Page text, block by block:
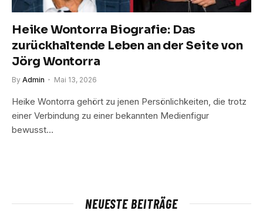
Heike Wontorra Biografie: Das
zurückhaltende Leben an der Seite von
Jörg Wontorra
By Admin Mai 13, 2026
Heike Wontorra gehört zu jenen Persönlichkeiten, die trotz
einer Verbindung zu einer bekannten Medienfigur
bewusst…
NEUESTE BEITRÄGE